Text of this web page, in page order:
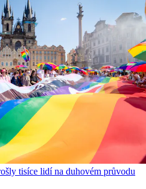
tisíce lidí na duhovém průvodu